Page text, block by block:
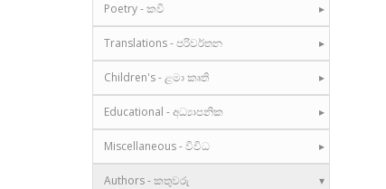
Poetry - කවි
Translations - පරිවර්තන
Children's - ළමා කෘති
Educational - අධ්‍යාපනික
Miscellaneous - විවිධ
Authors - කතුවරු